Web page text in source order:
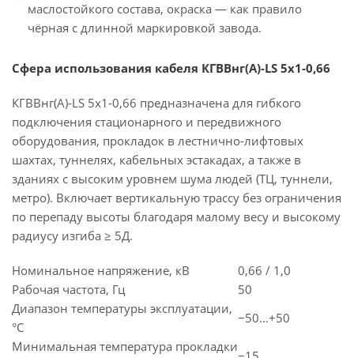
маслостойкого состава, окраска — как правило
чёрная с длинной маркировкой завода.
Сфера использования кабеля КГВВнг(А)-LS 5х1-0,66
КГВВнг(А)-LS 5х1-0,66 предназначена для гибкого
подключения стационарного и передвижного
оборудования, прокладок в лестнично-лифтовых
шахтах, туннелях, кабельных эстакадах, а также в
зданиях с высоким уровнем шума людей (ТЦ, туннели,
метро). Включает вертикальную трассу без ограничения
по перепаду высоты благодаря малому весу и высокому
радиусу изгиба ≥ 5Д.
Номинальное напряжение, кВ
0,66 / 1,0
Рабочая частота, Гц
50
Диапазон температуры эксплуатации,
°C
−50…+50
Минимальная температура прокладки